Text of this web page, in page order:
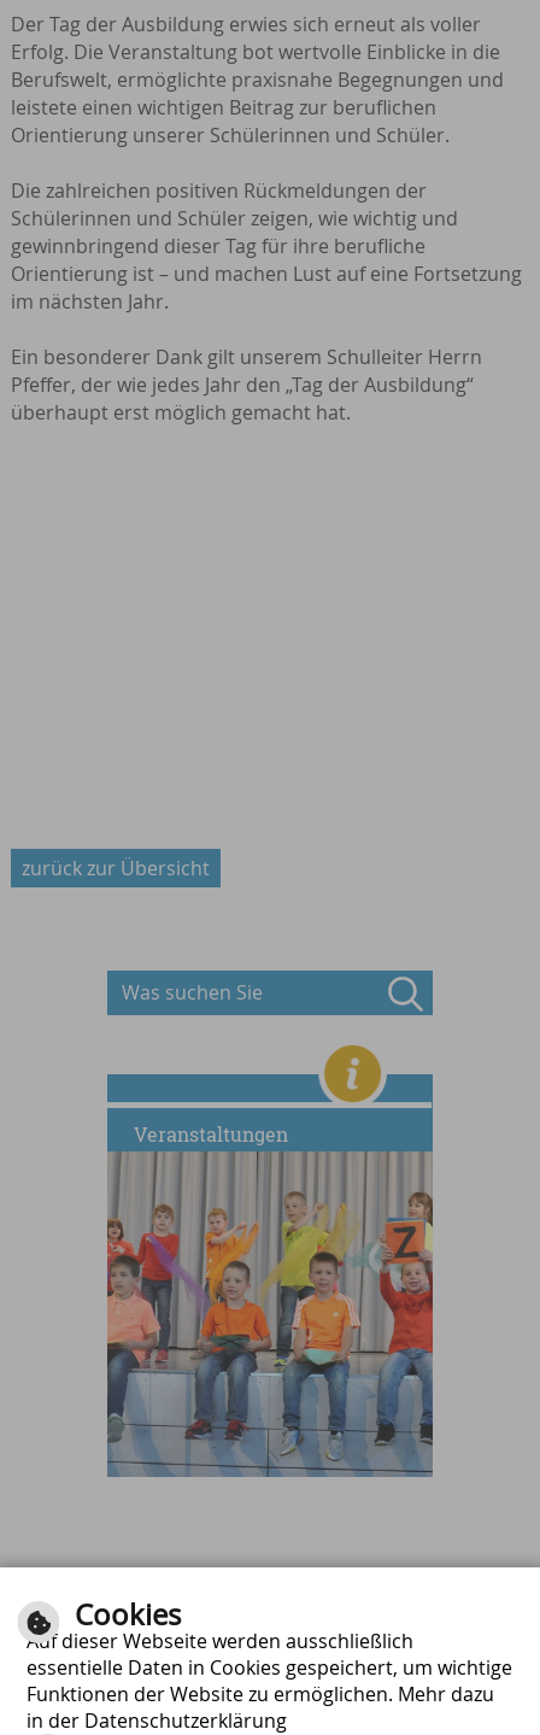
Der Tag der Ausbildung erwies sich erneut als voller
Erfolg. Die Veranstaltung bot wertvolle Einblicke in die
Berufswelt, ermöglichte praxisnahe Begegnungen und
leistete einen wichtigen Beitrag zur beruflichen
Orientierung unserer Schülerinnen und Schüler.
Die zahlreichen positiven Rückmeldungen der
Schülerinnen und Schüler zeigen, wie wichtig und
gewinnbringend dieser Tag für ihre berufliche
Orientierung ist – und machen Lust auf eine Fortsetzung
im nächsten Jahr.
Ein besonderer Dank gilt unserem Schulleiter Herrn
Pfeffer, der wie jedes Jahr den „Tag der Ausbildung“
überhaupt erst möglich gemacht hat.
zurück zur Übersicht
Veranstaltungen
Schulzentrum Bühlertann
Schulstraße 10
Cookies
Auf dieser Webseite werden ausschließlich
essentielle Daten in Cookies gespeichert, um wichtige
Funktionen der Website zu ermöglichen. Mehr dazu
in der Datenschutzerklärung